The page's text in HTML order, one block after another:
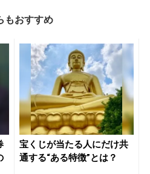
もおすすめ
宝くじが当たる人にだけ共
通する“ある特徴”とは？